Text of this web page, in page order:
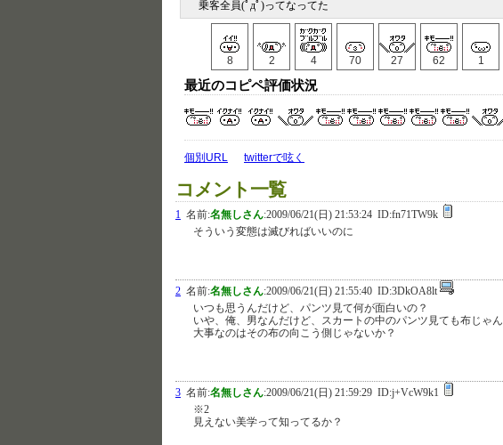
乗客全員(ﾟдﾟ)ってなってた
8 2 4 70 27 62 1
最近のコピペ評価状況
個別URL twitterで呟く
コメント一覧
1 名前:名無しさん:2009/06/21(日) 21:53:24 ID:fn71TW9k
そういう変態は滅びればいいのに
2 名前:名無しさん:2009/06/21(日) 21:55:40 ID:3DkOA8lt
いつも思うんだけど、パンツ見て何が面白いの？
いや、俺、男なんだけど、スカートの中のパンツ見ても布じゃん
大事なのはその布の向こう側じゃないか？
3 名前:名無しさん:2009/06/21(日) 21:59:29 ID:j+VcW9k1
※2
見えない美学って知ってるか？